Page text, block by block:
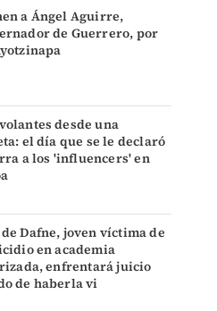
a Ángel Aguirre,
de Guerrero, por
desde una
el día que se le declaró
a los 'influencers' en
Dafne, joven víctima de
en academia
enfrentará juicio
de haberla vi